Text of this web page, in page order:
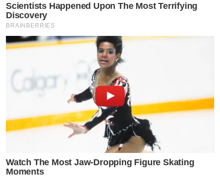
Scientists Happened Upon The Most Terrifying
Discovery
BRAINBERRIES
Watch The Most Jaw‑Dropping Figure Skating
Moments